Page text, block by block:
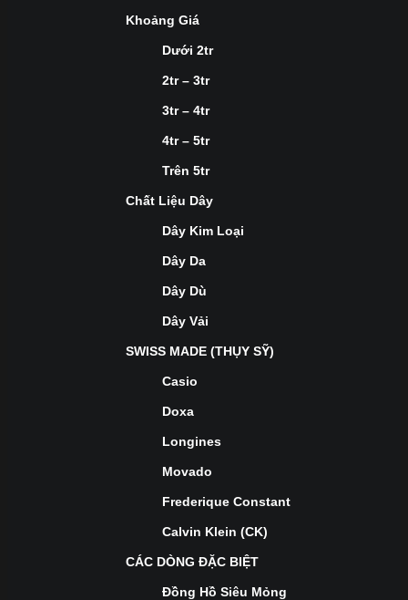
Khoảng Giá
Dưới 2tr
2tr – 3tr
3tr – 4tr
4tr – 5tr
Trên 5tr
Chất Liệu Dây
Dây Kim Loại
Dây Da
Dây Dù
Dây Vải
SWISS MADE (THỤY SỸ)
Casio
Doxa
Longines
Movado
Frederique Constant
Calvin Klein (CK)
CÁC DÒNG ĐẶC BIỆT
Đồng Hồ Siêu Mỏng